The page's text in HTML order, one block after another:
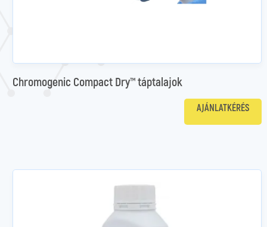
Chromogenic Compact Dry™ táptalajok
AJÁNLATKÉRÉS